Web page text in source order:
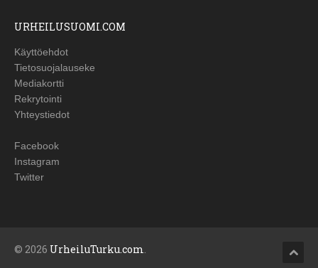
URHEILUSUOMI.COM
Käyttöehdot
Tietosuojalauseke
Mediakortti
Rekrytointi
Yhteystiedot
Facebook
Instagram
Twitter
© 2026 UrheiluTurku.com.